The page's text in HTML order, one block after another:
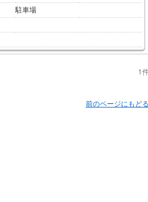
駐車場
1
前のページにもどる